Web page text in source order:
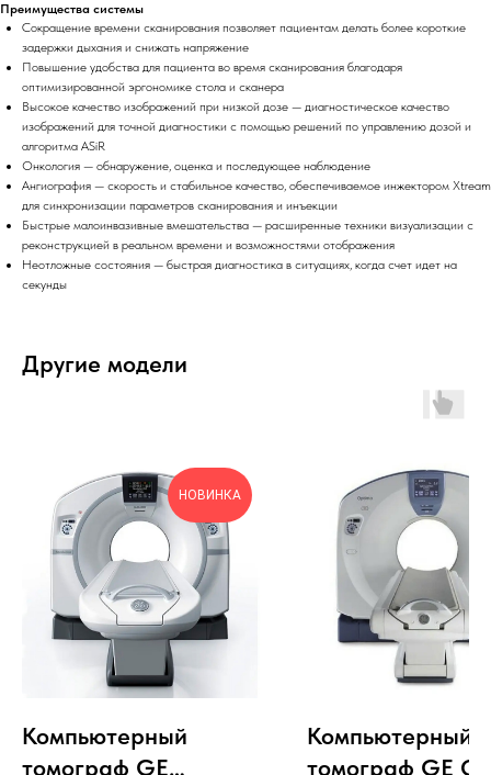
Преимущества системы
Сокращение времени сканирования позволяет пациентам делать более короткие
задержки дыхания и снижать напряжение
Повышение удобства для пациента во время сканирования благодаря
оптимизированной эргономике стола и сканера
Высокое качество изображений при низкой дозе — диагностическое качество
изображений для точной диагностики с помощью решений по управлению дозой и
алгоритма ASiR
Онкология — обнаружение, оценка и последующее наблюдение
Ангиография — скорость и стабильное качество, обеспечиваемое инжектором Xtream
для синхронизации параметров сканирования и инъекции
Быстрые малоинвазивные вмешательства — расширенные техники визуализации с
реконструкцией в реальном времени и возможностями отображения
Неотложные состояния — быстрая диагностика в ситуациях, когда счет идет на
секунды
Другие модели
НОВИНКА
Компьютерный
томограф GE
Компьютерный
томограф GE